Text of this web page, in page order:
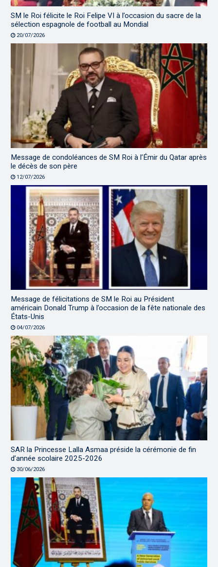
SM le Roi félicite le Roi Felipe VI à l’occasion du sacre de la
sélection espagnole de football au Mondial
20/07/2026
Message de condoléances de SM Roi à l’Émir du Qatar après
le décès de son père
12/07/2026
Message de félicitations de SM le Roi au Président
américain Donald Trump à l’occasion de la fête nationale des
États-Unis
04/07/2026
SAR la Princesse Lalla Asmaa préside la cérémonie de fin
d’année scolaire 2025-2026
30/06/2026